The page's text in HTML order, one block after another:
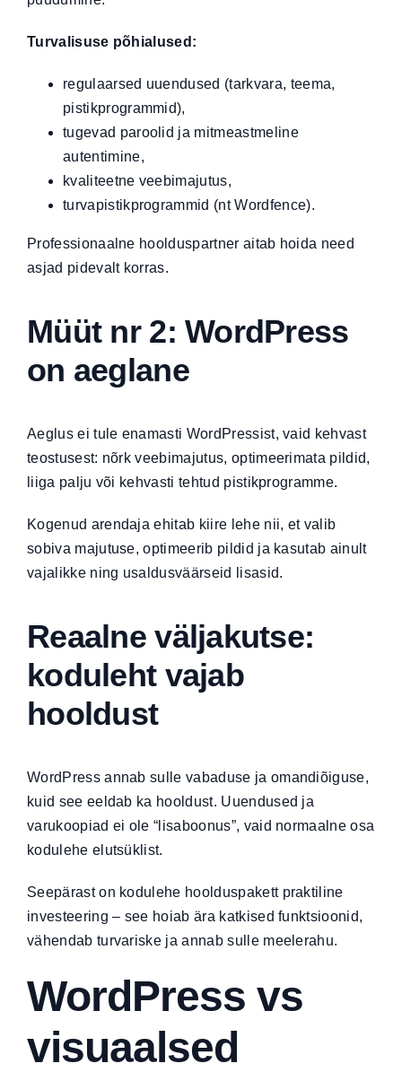
Turvalisuse põhialused:
regulaarsed uuendused (tarkvara, teema,
pistikprogrammid),
tugevad paroolid ja mitmeastmeline
autentimine,
kvaliteetne veebimajutus,
turvapistikprogrammid (nt Wordfence).
Professionaalne hoolduspartner aitab hoida need
asjad pidevalt korras.
Müüt nr 2: WordPress
on aeglane
Aeglus ei tule enamasti WordPressist, vaid kehvast
teostusest: nõrk veebimajutus, optimeerimata pildid,
liiga palju või kehvasti tehtud pistikprogramme.
Kogenud arendaja ehitab kiire lehe nii, et valib
sobiva majutuse, optimeerib pildid ja kasutab ainult
vajalikke ning usaldusväärseid lisasid.
Reaalne väljakutse:
koduleht vajab
hooldust
WordPress annab sulle vabaduse ja omandiõiguse,
kuid see eeldab ka hooldust. Uuendused ja
varukoopiad ei ole “lisaboonus”, vaid normaalne osa
kodulehe elutsüklist.
Seepärast on kodulehe hoolduspakettpraktiline
investeering – see hoiab ära katkised funktsioonid,
vähendab turvariske ja annab sulle meelerahu.
WordPress vs
visuaalsed